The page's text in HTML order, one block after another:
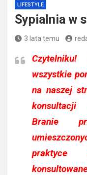
LIFESTYLE
Sypialnia w
3 lata temu
Czytelniku!
wszystkie
na naszej
konsultacji
Branie
praktyce